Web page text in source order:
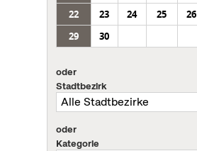
22
23 24 25 26
29
30
oder
Stadtbezirk
oder
Kategorie